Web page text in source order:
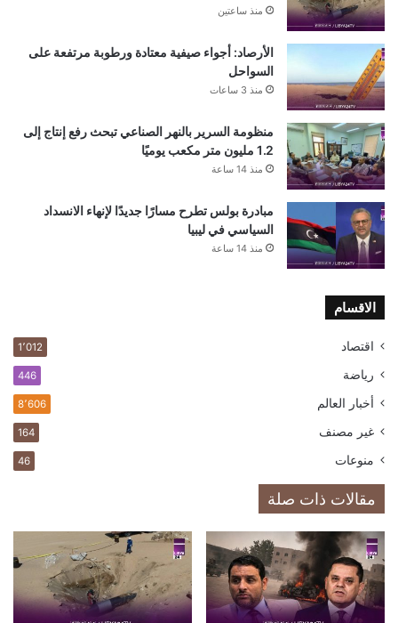
منذ ساعتين
الأرصاد: أجواء صيفية معتادة ورطوبة مرتفعة على
السواحل
منذ 3 ساعات
منظومة السرير بالنهر الصناعي تبحث رفع إنتاج إلى
1.2 مليون متر مكعب يوميًا
منذ 14 ساعة
مبادرة بولس تطرح مسارًا جديدًا لإنهاء الانسداد
السياسي في ليبيا
منذ 14 ساعة
الاقسام
اقتصاد 1٬012
رياضة 446
أخبار العالم 8٬606
غير مصنف 164
منوعات 46
مقالات ذات صلة